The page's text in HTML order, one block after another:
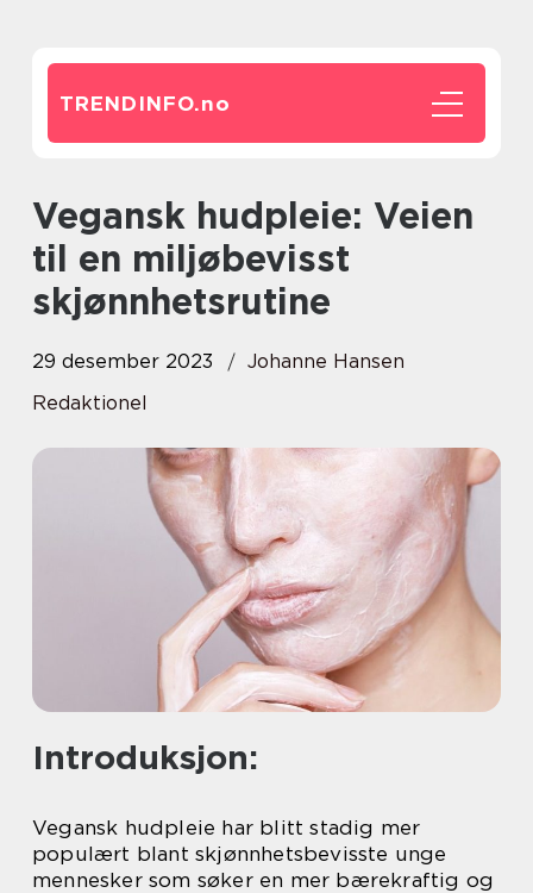
TRENDINFO.no
Vegansk hudpleie: Veien
til en miljøbevisst
skjønnhetsrutine
29 desember 2023
Johanne Hansen
Redaktionel
Introduksjon:
Vegansk hudpleie har blitt stadig mer
populært blant skjønnhetsbevisste unge
mennesker som søker en mer bærekraftig og